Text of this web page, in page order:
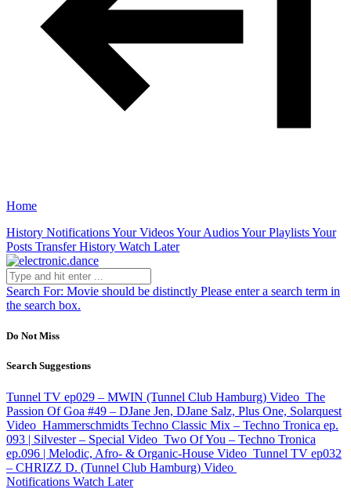
Home
History NotificationsYour VideosYour AudiosYour PlaylistsYour
Posts Transfer History Watch Later
Search For: Movie should be distinctly Please enter a search term in
the search box.
Do Not Miss
Search Suggestions
Tunnel TV ep029 – MWIN (Tunnel Club Hamburg) Video The
Passion Of Goa #49 – DJane Jen, DJane Salz, Plus One, Solarquest
Video Hammerschmidts Techno Classic Mix – Techno Tronica ep.
093 | Silvester – Special Video Two Of You – Techno Tronica
ep.096 | Melodic, Afro- & Organic-House Video Tunnel TV ep032
– CHRIZZ D. (Tunnel Club Hamburg) Video
Notifications Watch Later